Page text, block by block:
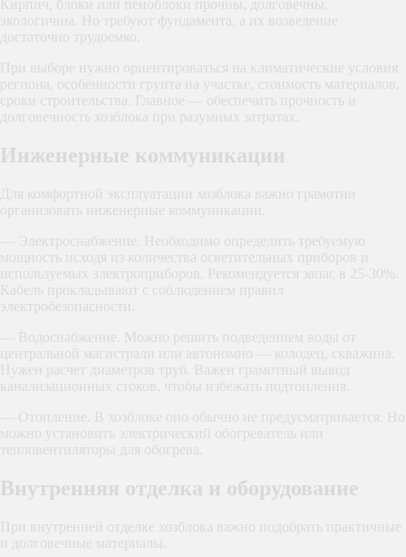
Кирпич, блоки или пеноблоки прочны, долговечны,
экологичны. Но требуют фундамента, а их возведение
достаточно трудоемко.
При выборе нужно ориентироваться на климатические условия
региона, особенности грунта на участке, стоимость материалов,
сроки строительства. Главное — обеспечить прочность и
долговечность хозблока при разумных затратах.
Инженерные коммуникации
Для комфортной эксплуатации хозблока важно грамотно
организовать инженерные коммуникации.
— Электроснабжение. Необходимо определить требуемую
мощность исходя из количества осветительных приборов и
используемых электроприборов. Рекомендуется запас в 25-30%.
Кабель прокладывают с соблюдением правил
электробезопасности.
— Водоснабжение. Можно решить подведением воды от
центральной магистрали или автономно — колодец, скважина.
Нужен расчет диаметров труб. Важен грамотный вывод
канализационных стоков, чтобы избежать подтопления.
— Отопление. В хозблоке оно обычно не предусматривается. Но
можно установить электрический обогреватель или
тепловентиляторы для обогрева.
Внутренняя отделка и оборудование
При внутренней отделке хозблока важно подобрать практичные
и долговечные материалы.